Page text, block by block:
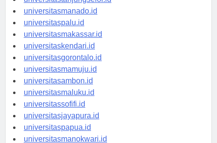
universitastanjungselor.id
universitasmanado.id
universitaspalu.id
universitasmakassar.id
universitaskendari.id
universitasgorontalo.id
universitasmamuju.id
universitasambon.id
universitasmaluku.id
universitassofifi.id
universitasjayapura.id
universitaspapua.id